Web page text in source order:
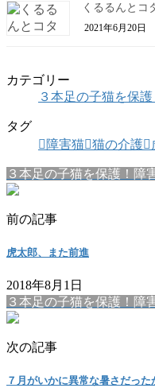
くるるんとコ
2021年6月20日
カテゴリー
３本足の子猫を保
タグ
障害猫 猫の介護
３本足の子猫を保護！障
前の記事
虎太郎、また前進
2018年8月1日
３本足の子猫を保護！障
次の記事
７月がいかに異常な暑さだった